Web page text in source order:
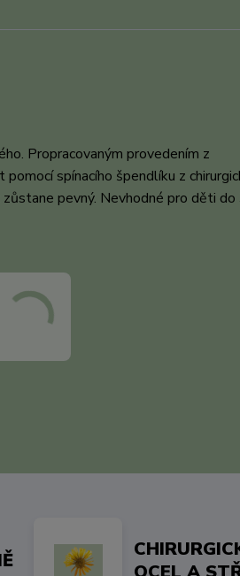
Propracovaným provedením z
spínacího špendlíku z
pevný. Nevhodné pro děti